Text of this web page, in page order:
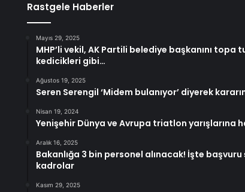
Rastgele Haberler
Mayıs 29, 2025
MHP’li vekil, AK Partili belediye başkanını topa
kedicikleri gibi…
Ağustos 19, 2025
Seren Serengil ‘Midem bulanıyor’ diyerek
Nisan 19, 2024
Yenişehir Dünya ve Avrupa triatlon yarışlarına
Aralık 16, 2025
Bakanlığa 3 bin personel alınacak! İşte başvuru
kadrolar
Kasım 29, 2025